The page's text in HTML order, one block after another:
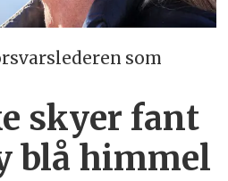
som
skyer fant
blå himmel